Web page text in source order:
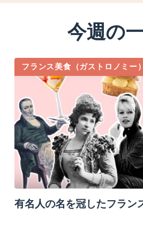
今週の
フランス美食（ガストロノミー）
有名人の名を冠したフラン